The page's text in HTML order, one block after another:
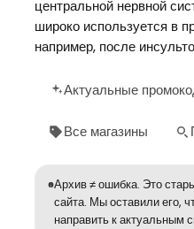
центральной нервной
широко используется в
например, после
Актуальные
Все магазины
Архив ≠ ошибка. Это
сайта. Мы оставили его,
направить к актуальным